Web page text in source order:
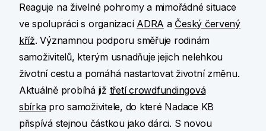
Reaguje na živelné pohromy a mimořádné situace
ve spolupráci s organizací ADRA a Český červený
kříž. Významnou podporu směřuje rodinám
samoživitelů, kterým usnadňuje jejich nelehkou
životní cestu a pomáhá nastartovat životní změnu.
Aktuálně probíhá již třetí crowdfundingová
sbírkapro samoživitele, do které Nadace KB
přispívá stejnou částkou jako dárci. S novou